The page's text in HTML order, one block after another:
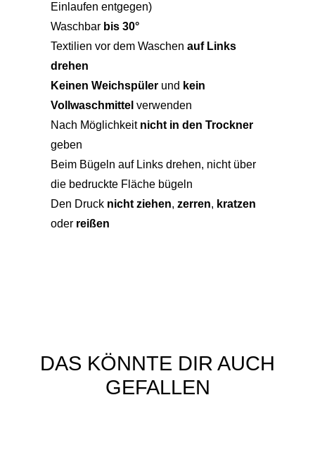
Einlaufen entgegen)
Waschbar bis 30°
Textilien vor dem Waschen auf Links
drehen
Keinen Weichspüler und kein
Vollwaschmittel verwenden
Nach Möglichkeit nicht in den Trockner
geben
Beim Bügeln auf Links drehen, nicht über
die bedruckte Fläche bügeln
Den Druck nicht ziehen, zerren, kratzen
oder reißen
DAS KÖNNTE DIR AUCH
GEFALLEN